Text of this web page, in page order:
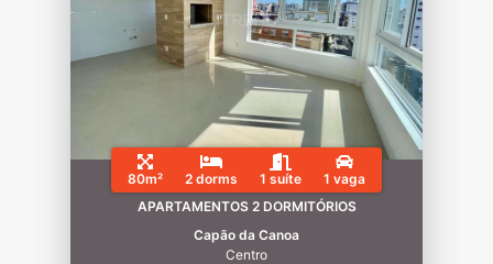
80m² 2 dorms 1 suíte
1 vaga
APARTAMENTOS 2 DORMITÓRIOS
Capão da Canoa
Centro